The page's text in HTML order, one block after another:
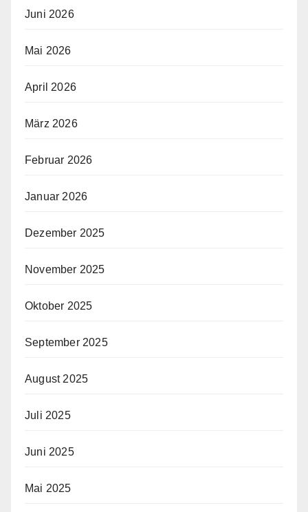
Juni 2026
Mai 2026
April 2026
März 2026
Februar 2026
Januar 2026
Dezember 2025
November 2025
Oktober 2025
September 2025
August 2025
Juli 2025
Juni 2025
Mai 2025